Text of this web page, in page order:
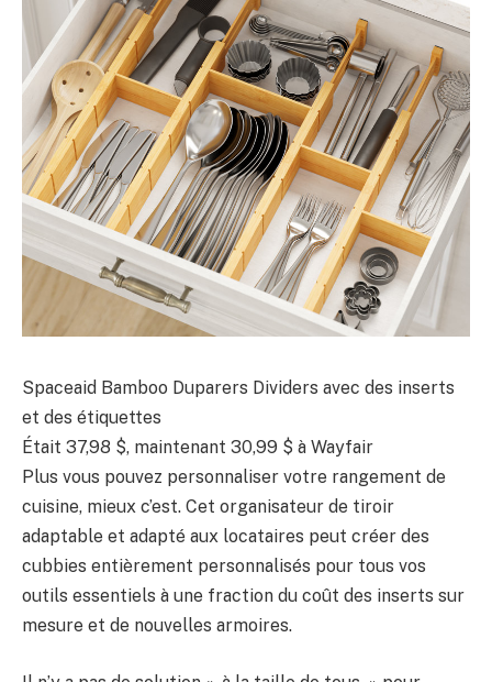
Spaceaid Bamboo Duparers Dividers avec des inserts
et des étiquettes
Était 37,98 $, maintenant 30,99 $ à Wayfair
Plus vous pouvez personnaliser votre rangement de
cuisine, mieux c’est. Cet organisateur de tiroir
adaptable et adapté aux locataires peut créer des
cubbies entièrement personnalisés pour tous vos
outils essentiels à une fraction du coût des inserts sur
mesure et de nouvelles armoires.